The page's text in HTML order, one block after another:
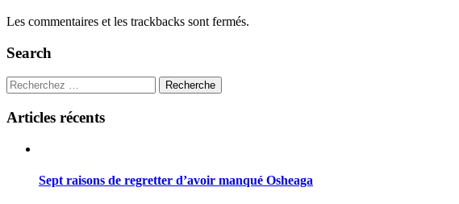
Les commentaires et les trackbacks sont fermés.
Search
Recherche
Articles récents
Sept raisons de regretter d’avoir manqué Osheaga